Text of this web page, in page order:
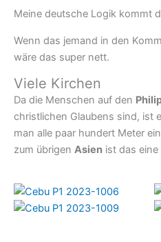
Meine deutsche Logik kommt
Wenn das jemand in den
wäre das super nett.
Viele Kirchen
Da die Menschen auf den
christlichen Glaubens sind, ist
man alle paar hundert Meter
zum übrigen Asien ist das